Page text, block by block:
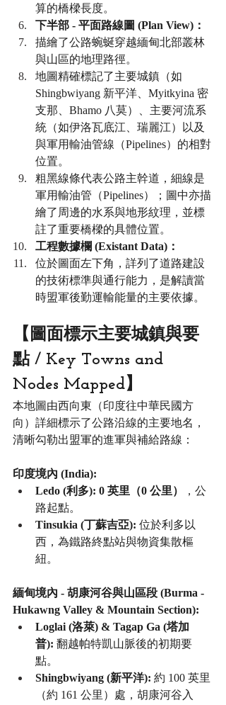
算的橋樑長度。
下半部 - 平面路線圖 (Plan View)：
描繪了公路蜿蜒穿越緬甸北部叢林
與山區的地理路徑。
地圖精確標記了主要城鎮（如
Shingbwiyang 新平洋、Myitkyina 密
支那、Bhamo 八莫）、主要河流系
統（如伊洛瓦底江、瑞麗江）以及
與軍用輸油管線（Pipelines）的相對
位置。
粗黑線條代表公路主幹道，細線是
軍用輸油管（Pipelines）；圖中亦描
繪了周邊的水系與地形紋理，並標
註了重要橋樑的具體位置。
工程數據欄 (Existant Data)：
位於圖面左下角，詳列了道路建設
的技術標準與通行能力，是解讀當
時盟軍後勤運輸能量的主要依據。
【圖面標示主要城鎮與要
點 / Key Towns and
Nodes Mapped】
本地圖由西向東（印度往中華民國方
向）詳細標示了公路沿線的主要地名，
清晰勾勒出盟軍的進軍與補給路線：
印度境內 (India):
Ledo (利多): 0 英里（0 公里）
，公
路起點。
Tinsukia (丁蘇吉亞): 位於利多以
西，為鐵路終點站與物資集散樞
紐。
緬甸境內 - 胡康河谷與山區段 (Burma -
Hukawng Valley & Mountain Section):
Loglai (洛萊) & Tagap Ga (塔加
普): 翻越帕特凱山脈後的初期要
點。
Shingbwiyang (新平洋): 約 100 英里
（約 161 公里）處，胡康河谷入